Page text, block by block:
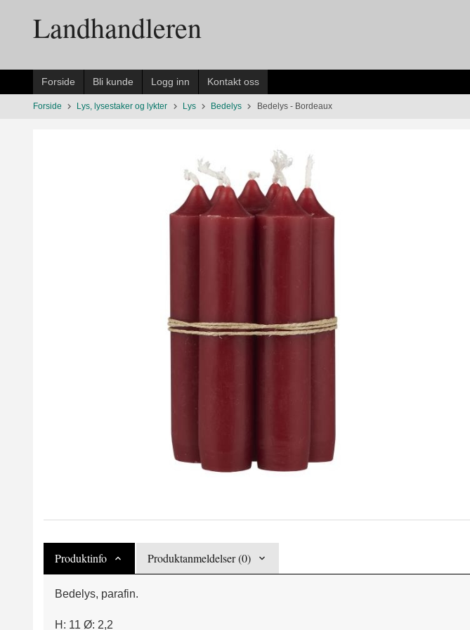
innholdetLandhandleren
Forside Bli kunde Logg inn Kontakt oss
Forside Lys, lysestaker og lykter Lys Bedelys Bedelys - Bordeaux
Produktinfo Produktanmeldelser (0)
Bedelys, parafin.
H: 11 Ø: 2,2